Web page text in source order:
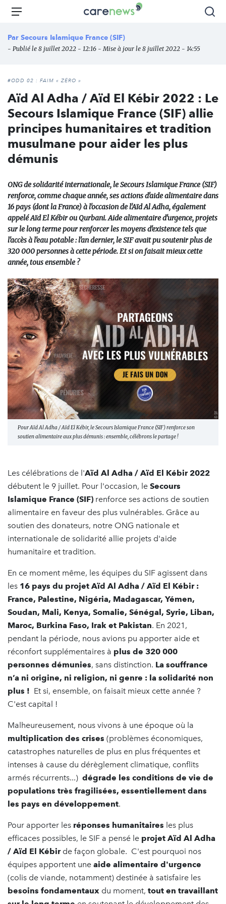
Aller
principal
Carenews,
média
des
Menu
Par Secours Islamique France (SIF)
- Publié le 8 juillet 2022 - 12:16 - Mise à jour le 8 juillet 2022 - 14:55
#ODD 02 : FAIM « ZÉRO »
Aïd Al Adha / Aïd El Kébir 2022 : Le
Secours Islamique France (SIF) allie
principes humanitaires et tradition
musulmane pour aider les plus
démunis
ONG de solidarité internationale, le Secours Islamique France (SIF)
renforce, comme chaque année, ses actions d'aide alimentaire dans
16 pays (dont la France) à l'occasion de l'Aïd Al Adha, également
appelé Aïd El Kébir ou Qurbani. Aide alimentaire d'urgence, projets
sur le long terme pour renforcer les moyens d'existence tels que
l'accès à l'eau potable : l'an dernier, le SIF avait pu soutenir plus de
320 000 personnes à cette période. Et si on faisait mieux cette
année, tous ensemble ?
Pour Aïd Al Adha / Aïd El Kébir, le Secours Islamique France (SIF) renforce son
soutien alimentaire aux plus démunis : ensemble, célébrons le partage !
Les célébrations de l'Aïd Al Adha / Aïd El Kébir 2022
débutent le 9 juillet. Pour l'occasion, le Secours
Islamique France (SIF) renforce ses actions de soutien
alimentaire en faveur des plus vulnérables. Grâce au
soutien des donateurs, notre ONG nationale et
internationale de solidarité allie projets d'aide
humanitaire et tradition.
En ce moment même, les équipes du SIF agissent dans
les 16 pays du projet Aïd Al Adha / Aïd El Kébir :
France, Palestine, Nigéria, Madagascar, Yémen,
Soudan, Mali, Kenya, Somalie, Sénégal, Syrie, Liban,
Maroc, Burkina Faso, Irak et Pakistan. En 2021,
pendant la période, nous avions pu apporter aide et
réconfort supplémentaires à plus de 320 000
personnes démunies, sans distinction. La souffrance
n’a ni origine, ni religion, ni genre : la solidarité non
plus ! Et si, ensemble, on faisait mieux cette année ?
C'est capital !
Malheureusement, nous vivons à une époque où la
multiplication des crises (problèmes économiques,
catastrophes naturelles de plus en plus fréquentes et
intenses à cause du dérèglement climatique, conflits
armés récurrents...) dégrade les conditions de vie de
populations très fragilisées, essentiellement dans
les pays en développement.
Pour apporter les réponses humanitaires les plus
efficaces possibles, le SIF a pensé le projet Aïd Al Adha
/ Aïd El Kébirde façon globale. C'est pourquoi nos
équipes apportent une aide alimentaire d'urgence
(colis de viande, notamment) destinée à satisfaire les
besoins fondamentaux du moment, tout en travaillant